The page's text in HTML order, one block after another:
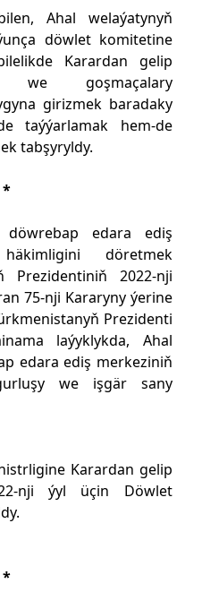
Ahal welaýatynyň
döwlet komitetine
Karardan gelip
we goşmaçalary
girizmek baradaky
taýýarlamak hem-de
tabşyryldy.
*
döwrebap edara ediş
döretmek
Prezidentiniň 2022-nji
75-nji Kararyny ýerine
Prezidenti
laýyklykda, Ahal
edara ediş merkeziniň
we işgär sany
Karardan gelip
nji ýyl üçin Döwlet
*